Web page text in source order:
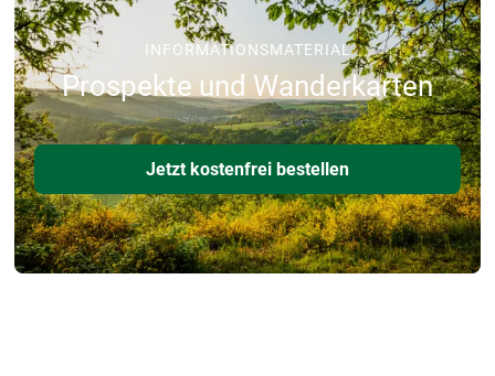
INFORMATIONSMATERIAL
Prospekte und Wanderkarten
Jetzt kostenfrei bestellen